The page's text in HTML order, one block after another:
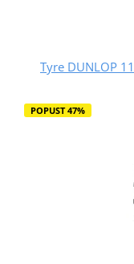
Tyre DUNLOP
POPUST 47%